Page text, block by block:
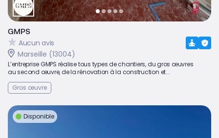
GMPS
Aucun avis
Marseille (13004)
L’entreprise GMPS réalise tous types de chantiers, du gros œuvres
au second œuvre, de la rénovation à la construction et...
Gros œuvre
Disponible